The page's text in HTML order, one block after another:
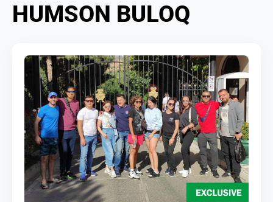
ПЕРСОНАЛИИ
КОРТЫ
КОНТАКТЫ
UZ-PIN
HUMSON BULOQ